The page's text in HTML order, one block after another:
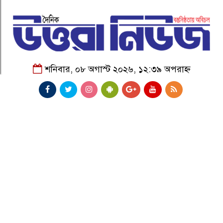
শনিবার, ০৮ অগাস্ট ২০২৬, ১২:৩৯ অপরাহ্ন